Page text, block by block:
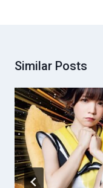
Similar Posts